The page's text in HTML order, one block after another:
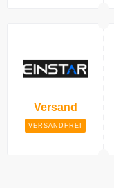
Versand
VERSANDFREI